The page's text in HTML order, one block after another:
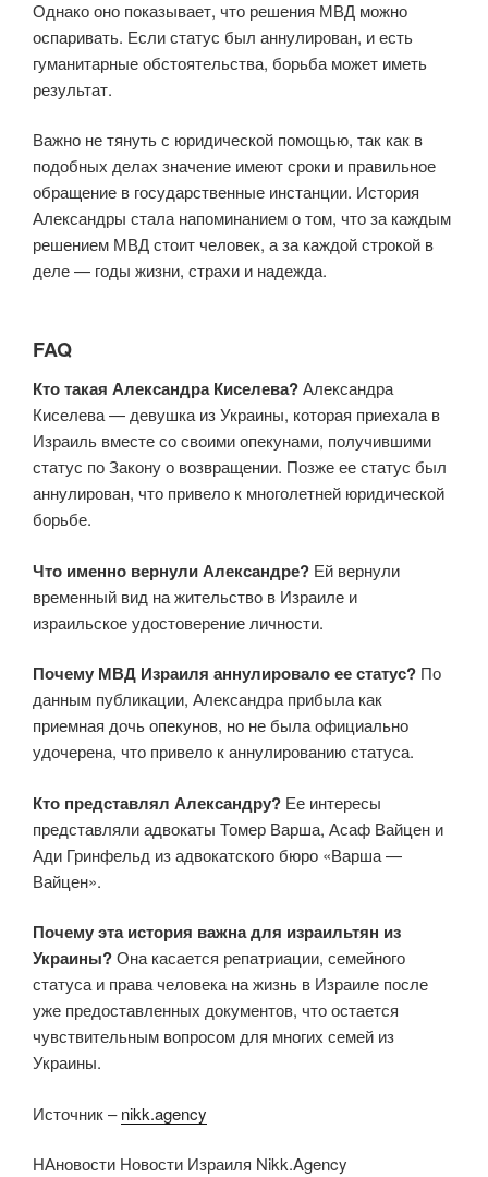
Однако оно показывает, что решения МВД можно
оспаривать. Если статус был аннулирован, и есть
гуманитарные обстоятельства, борьба может иметь
результат.
Важно не тянуть с юридической помощью, так как в
подобных делах значение имеют сроки и правильное
обращение в государственные инстанции. История
Александры стала напоминанием о том, что за каждым
решением МВД стоит человек, а за каждой строкой в
деле — годы жизни, страхи и надежда.
FAQ
Кто такая Александра Киселева?Александра
Киселева — девушка из Украины, которая приехала в
Израиль вместе со своими опекунами, получившими
статус по Закону о возвращении. Позже ее статус был
аннулирован, что привело к многолетней юридической
борьбе.
Что именно вернули Александре? Ей вернули
временный вид на жительство в Израиле и
израильское удостоверение личности.
Почему МВД Израиля аннулировало ее статус? По
данным публикации, Александра прибыла как
приемная дочь опекунов, но не была официально
удочерена, что привело к аннулированию статуса.
Кто представлял Александру? Ее интересы
представляли адвокаты Томер Варша, Асаф Вайцен и
Ади Гринфельд из адвокатского бюро «Варша —
Вайцен».
Почему эта история важна для израильтян из
Украины?Она касается репатриации, семейного
статуса и права человека на жизнь в Израиле после
уже предоставленных документов, что остается
чувствительным вопросом для многих семей из
Украины.
Источник –nikk.agency
НАновости Новости Израиля Nikk.Agency